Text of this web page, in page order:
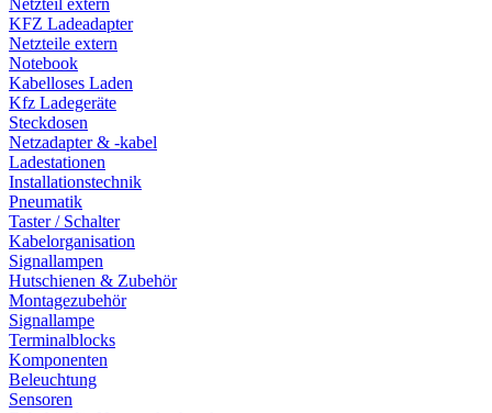
KFZ Ladeadapter
Netzteile extern
Notebook
Kabelloses Laden
Kfz Ladegeräte
Steckdosen
Netzadapter & -kabel
Ladestationen
Installationstechnik
Pneumatik
Taster / Schalter
Kabelorganisation
Signallampen
Hutschienen & Zubehör
Montagezubehör
Signallampe
Terminalblocks
Komponenten
Beleuchtung
Sensoren